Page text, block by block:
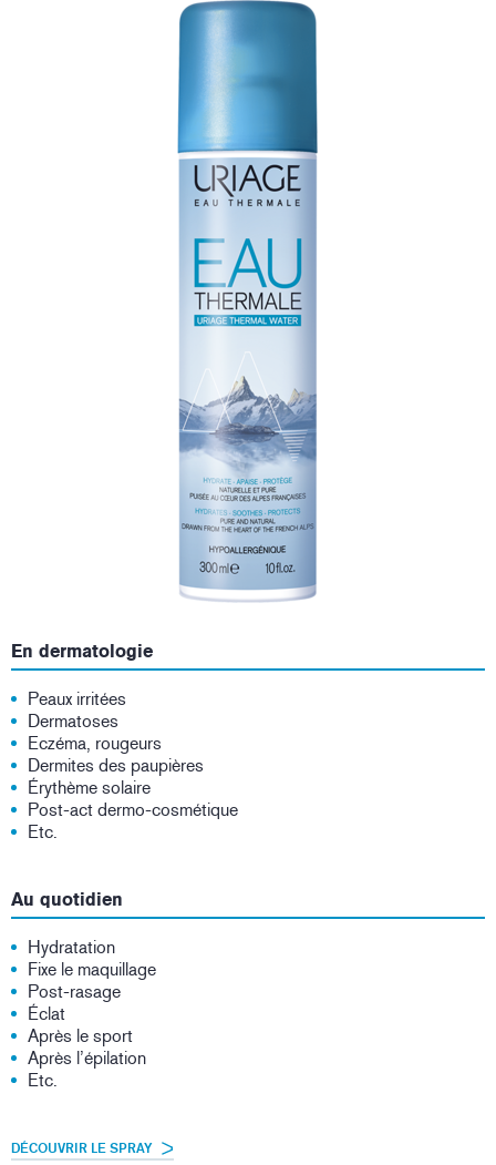
En dermatologie
Peaux irritées
Dermatoses
Eczéma, rougeurs
Dermites des paupières
Érythème solaire
Post-act dermo-cosmétique
Etc.
Au quotidien
Hydratation
Fixe le maquillage
Post-rasage
Éclat
Après le sport
Après l’épilation
Etc.
DÉCOUVRIR LE SPRAY